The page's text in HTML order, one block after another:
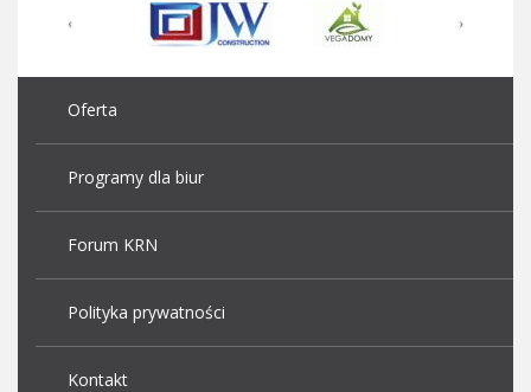
Oferta
Programy dla biur
Forum KRN
Polityka prywatności
Kontakt